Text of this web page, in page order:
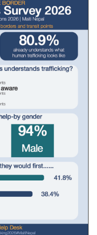
Kolkata Police and
provided
Kolkata Police for
the rescued girls,
with the
of Nepal
long-term efforts to
trafficking of
Nuwakot to Kolkata.
Nepal’s
by previously
Sobha
previously served
trafficking
and community
concerns about re-